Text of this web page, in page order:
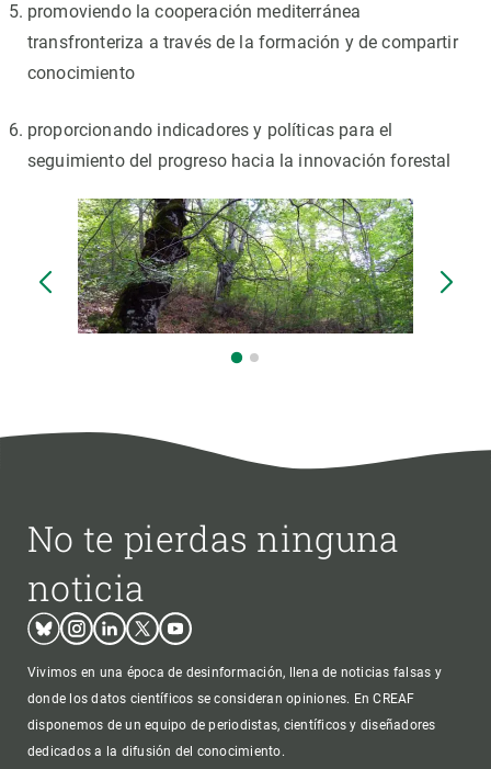
promoviendo la cooperación mediterránea
transfronteriza a través de la formación y de compartir
conocimiento
proporcionando indicadores y políticas para el
seguimiento del progreso hacia la innovación forestal
No te pierdas ninguna
noticia
BlueskyInstagram
LinkedinTwitterYoutube
Vivimos en una época de desinformación, llena de noticias falsas y
donde los datos científicos se consideran opiniones. En CREAF
disponemos de un equipo de periodistas, científicos y diseñadores
dedicados a la difusión del conocimiento.